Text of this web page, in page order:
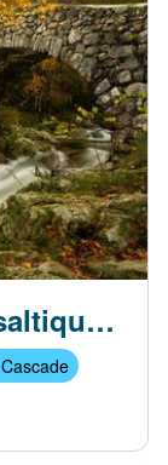
Au cœur des orgues basaltiques de Jaujac